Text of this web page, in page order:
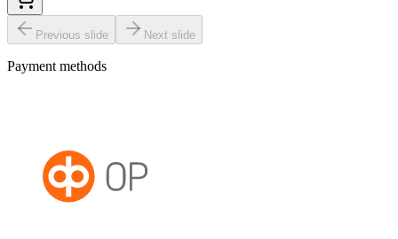
Previous slide Next slide
Payment methods